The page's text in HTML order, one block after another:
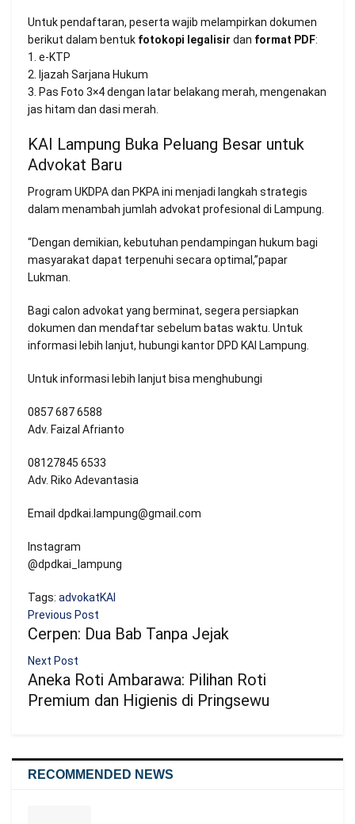
Untuk pendaftaran, peserta wajib melampirkan dokumen
berikut dalam bentuk fotokopi legalisir dan format PDF:
1. e-KTP
2. Ijazah Sarjana Hukum
3. Pas Foto 3×4 dengan latar belakang merah, mengenakan
jas hitam dan dasi merah.
KAI Lampung Buka Peluang Besar untuk
Advokat Baru
Program UKDPA dan PKPA ini menjadi langkah strategis
dalam menambah jumlah advokat profesional di Lampung.
“Dengan demikian, kebutuhan pendampingan hukum bagi
masyarakat dapat terpenuhi secara optimal,”papar
Lukman.
Bagi calon advokat yang berminat, segera persiapkan
dokumen dan mendaftar sebelum batas waktu. Untuk
informasi lebih lanjut, hubungi kantor DPD KAI Lampung.
Untuk informasi lebih lanjut bisa menghubungi
0857 687 6588
Adv. Faizal Afrianto
08127845 6533
Adv. Riko Adevantasia
Email dpdkai.lampung@gmail.com
Instagram
@dpdkai_lampung
Tags: advokatKAI
Previous Post
Cerpen: Dua Bab Tanpa Jejak
Next Post
Aneka Roti Ambarawa: Pilihan Roti
Premium dan Higienis di Pringsewu
RECOMMENDED NEWS